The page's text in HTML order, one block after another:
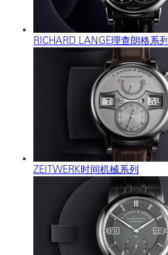
RICHARD LANGE理查朗格系列
ZEITWERK时间机械系列